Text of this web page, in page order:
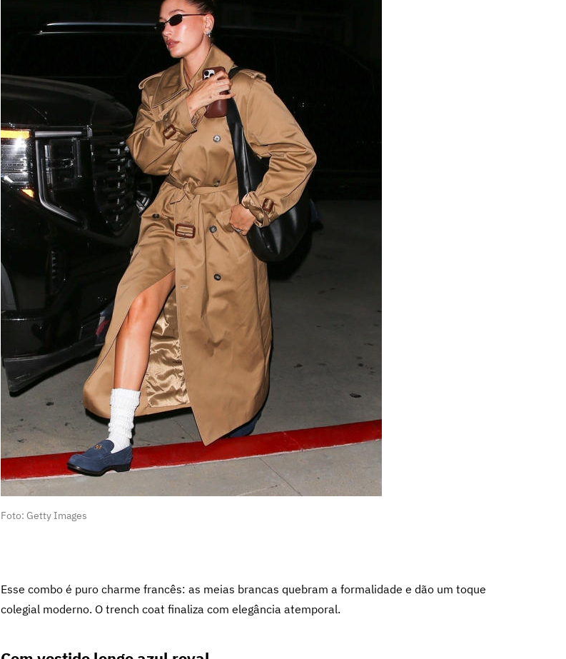
Foto: Getty Images
Esse combo é puro charme francês: as meias brancas quebram a formalidade e dão um toque
colegial moderno. O trench coat finaliza com elegância atemporal.